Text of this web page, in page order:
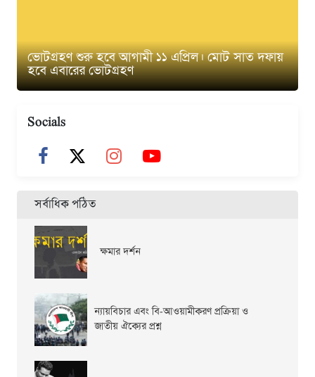
ভোটগ্রহণ শুরু হবে আগামী ১১ এপ্রিল। মোট সাত দফায়
হবে এবারের ভোটগ্রহণ
Socials
সর্বাধিক পঠিত
ক্ষমার দর্শন
ন্যায়বিচার এবং বি-আওয়ামীকরণ প্রক্রিয়া ও
জাতীয় ঐক্যের প্রশ্ন